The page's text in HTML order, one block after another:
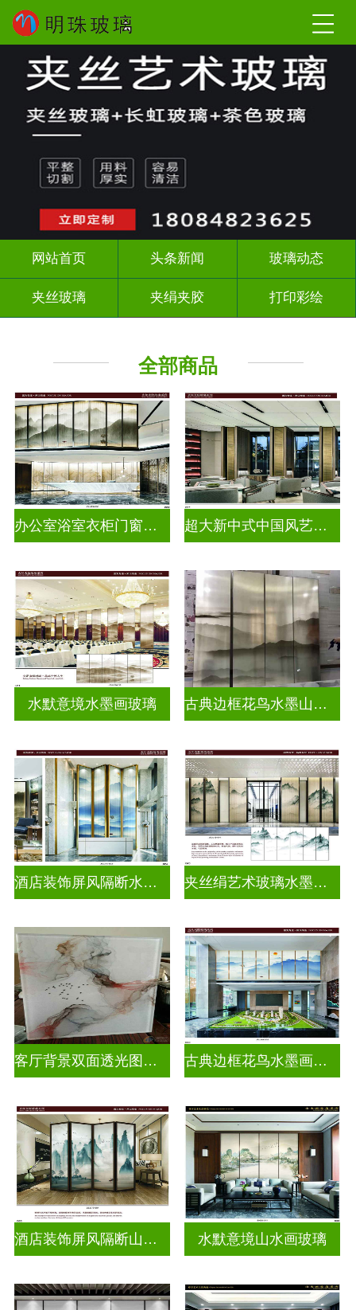
网站首页 头条新闻 玻璃动态
夹丝玻璃 夹绢夹胶 打印彩绘
全部商品
办公室浴室衣柜门窗户水墨画玻璃 超大新中式中国风艺术水墨山水画玻璃
水默意境水墨画玻璃 古典边框花鸟水墨山水画玻璃
酒店装饰屏风隔断水墨山水画玻璃 夹丝绢艺术玻璃水墨画玻璃
客厅背景双面透光图案水墨画玻璃 古典边框花鸟水墨画玻璃
酒店装饰屏风隔断山水画玻璃 水默意境山水画玻璃